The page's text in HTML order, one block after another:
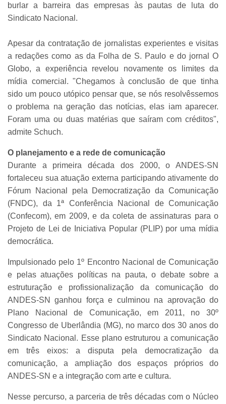
burlar a barreira das empresas às pautas de luta do
Sindicato Nacional.
Apesar da contratação de jornalistas experientes e visitas
a redações como as da Folha de S. Paulo e do jornal O
Globo, a experiência revelou novamente os limites da
mídia comercial. "Chegamos à conclusão de que tinha
sido um pouco utópico pensar que, se nós resolvêssemos
o problema na geração das notícias, elas iam aparecer.
Foram uma ou duas matérias que saíram com créditos",
admite Schuch.
O planejamento e a rede de comunicação
Durante a primeira década dos 2000, o ANDES-SN
fortaleceu sua atuação externa participando ativamente do
Fórum Nacional pela Democratização da Comunicação
(FNDC), da 1ª Conferência Nacional de Comunicação
(Confecom), em 2009, e da coleta de assinaturas para o
Projeto de Lei de Iniciativa Popular (PLIP) por uma mídia
democrática.
Impulsionado pelo 1º Encontro Nacional de Comunicação
e pelas atuações políticas na pauta, o debate sobre a
estruturação e profissionalização da comunicação do
ANDES-SN ganhou força e culminou na aprovação do
Plano Nacional de Comunicação, em 2011, no 30º
Congresso de Uberlândia (MG), no marco dos 30 anos do
Sindicato Nacional. Esse plano estruturou a comunicação
em três eixos: a disputa pela democratização da
comunicação, a ampliação dos espaços próprios do
ANDES-SN e a integração com arte e cultura.
Nesse percurso, a parceria de três décadas com o Núcleo